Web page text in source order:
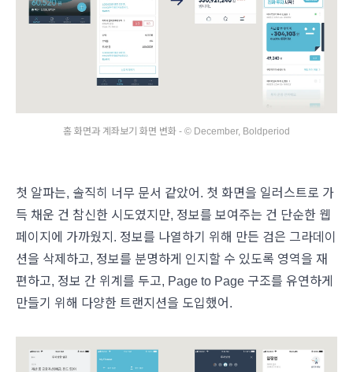
홈 화면과 계좌보기 화면 변화 - © December, Boldperiod
첫 알파는, 솔직히 너무 문서 같았어. 첫 화면을 일러스트로 가
득 채운 건 참신한 시도였지만, 정보를 보여주는 건 단순한 웹
페이지에 가까웠지. 정보를 나열하기 위해 만든 검은 그라데이
션을 삭제하고, 정보를 분명하게 인지할 수 있도록 영역을 재
편하고, 정보 간 위계를 두고, Page to Page 구조를 유연하게
만들기 위해 다양한 트랜지션을 도입했어.